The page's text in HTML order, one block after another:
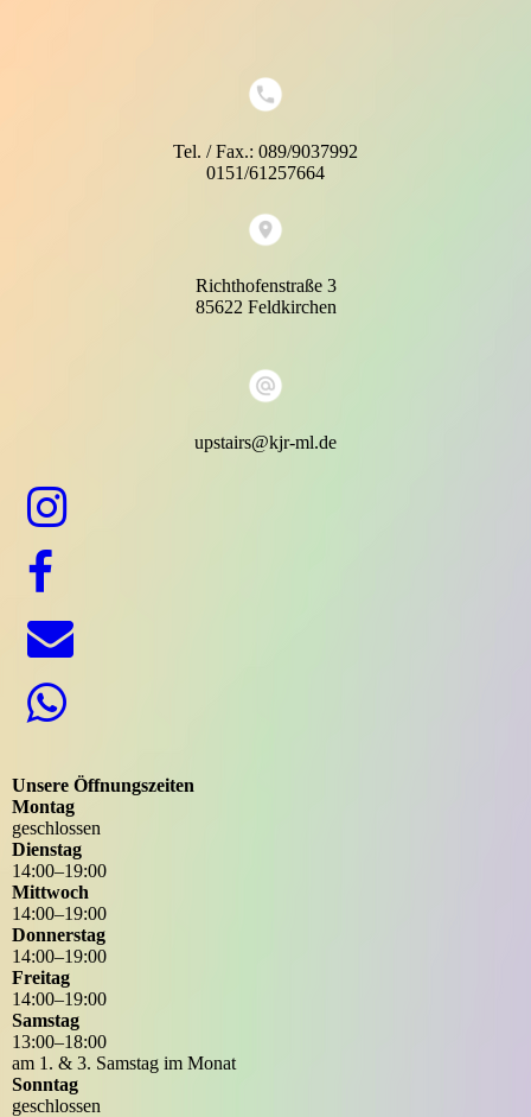
Tel. / Fax.: 089/9037992
0151/61257664
Richthofenstraße 3
85622 Feldkirchen
upstairs@kjr-ml.de
Unsere Öffnungszeiten
Montag
geschlossen
Dienstag
14:00–19:00
Mittwoch
14:00–19:00
Donnerstag
14:00–19:00
Freitag
14:00–19:00
Samstag
13:00–18:00
am 1. & 3. Samstag im Monat
Sonntag
geschlossen